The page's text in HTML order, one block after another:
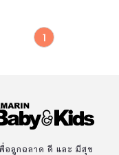
1
อลูกฉลาด ดี และ มีสุข